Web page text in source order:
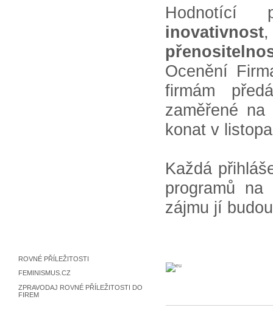
Hodnotící
inovativnost
Ocenění
firmám
zaměřené
konat v
Každá
programů
zájmu jí
ROVNÉ PŘÍLEŽITOSTI
FEMINISMUS.CZ
ZPRAVODAJ ROVNÉ PŘÍLEŽITOSTI DO
FIREM